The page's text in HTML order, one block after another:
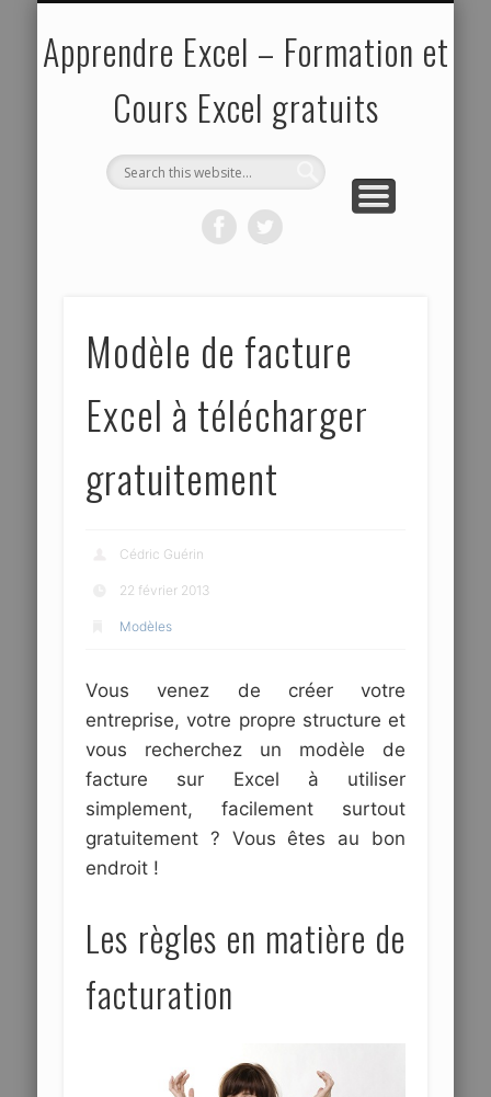
Apprendre Excel – Formation et
Cours Excel gratuits
Modèle de facture
Excel à télécharger
gratuitement
Cédric Guérin
22 février 2013
Modèles
Vous venez de créer votre
entreprise, votre propre structure et
vous recherchez un modèle de
facture sur Excel à utiliser
simplement, facilement surtout
gratuitement ? Vous êtes au bon
endroit !
Les règles en matière de
facturation